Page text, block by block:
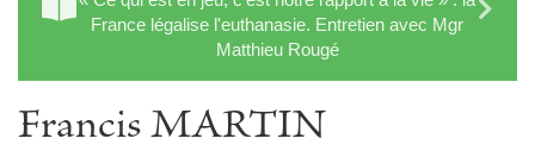
France légalise l'euthanasie. Entretien avec Mgr
Matthieu Rougé
Francis MARTIN